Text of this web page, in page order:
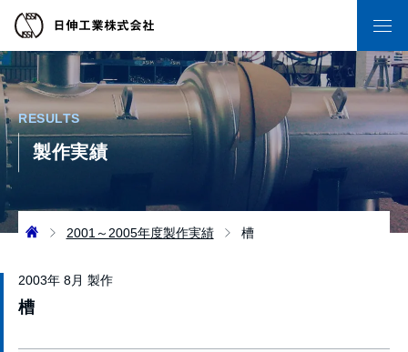
RESULTS
製作実績
2001～2005年度製作実績 槽
2003年 8月 製作
槽